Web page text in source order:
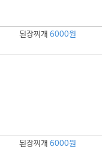
된장찌개 6000원
된장찌개 6000원